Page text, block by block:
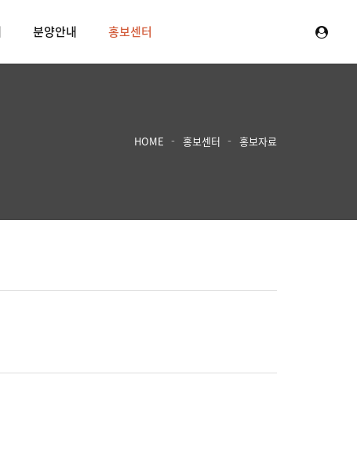
분양안내 홍보센터
HOME 홍보센터 홍보자료